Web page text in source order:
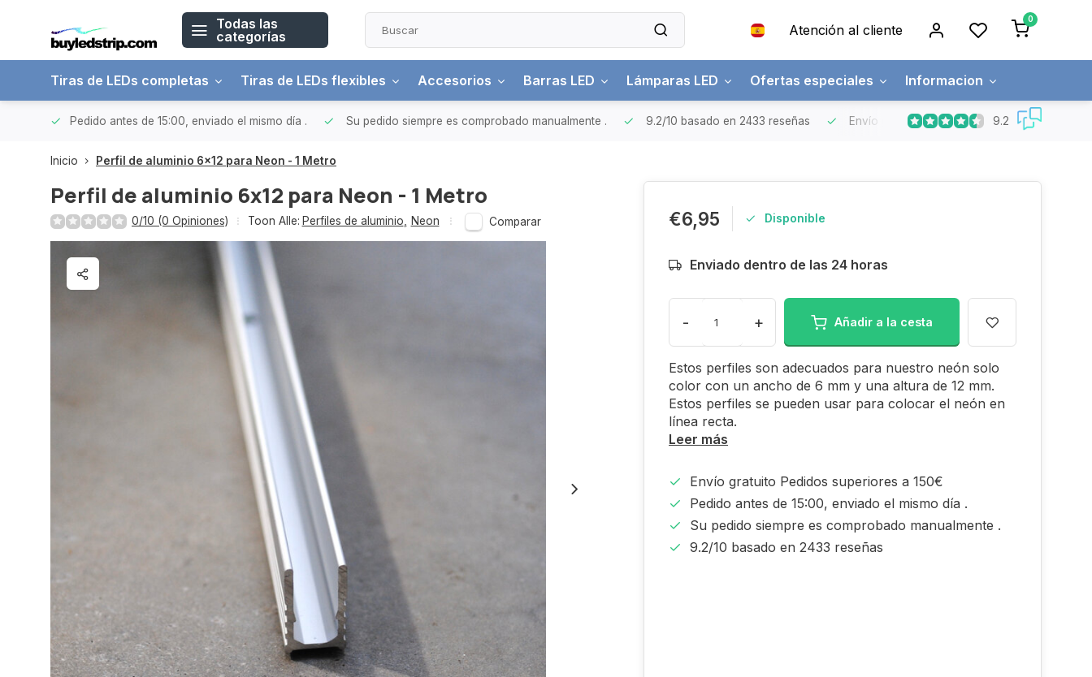
Todas las
categorías
Atención al cliente
0
Tiras de LEDs completas Tiras de LEDs flexibles Accesorios Barras LED Lámparas LED Ofertas especiales Informacion
Pedido antes de 15:00, enviado el mismo día . Su pedido siempre es comprobado manualmente . 9.2/10 basado en 2433 reseñas Envío gratuitoPedidos superiores a 150€
9.2
Inicio Perfil de aluminio 6x12 para Neon - 1 Metro
Perfil de aluminio 6x12 para Neon - 1 Metro
0/10 (0 Opiniones) Toon Alle: Perfiles de aluminio Neon Comparar €6,95 Disponible
Enviado dentro de las 24 horas
- + Añadir a la cesta
Estos perfiles son adecuados para nuestro neón solo
color con un ancho de 6 mm y una altura de 12 mm.
Estos perfiles se pueden usar para colocar el neón en
línea recta.
Leer más
Envío gratuito Pedidos superiores a 150€
Pedido antes de 15:00, enviado el mismo día .
Su pedido siempre es comprobado manualmente .
9.2/10 basado en 2433 reseñas